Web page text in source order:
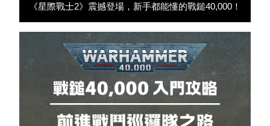
《星際戰士2》震撼登場，新手都能懂的戰鎚40,000！